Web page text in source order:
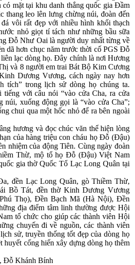
mặt tại khu danh thắng quốc gia Đầm
thang leo lên lưng chừng núi, đoàn đến
vôi rất đẹp với nhiều hình khối thạch
nhỏ giọt tí tách như những bầu sữa
Đỗ Như Oai là người duy nhất từng về
dã hơn chục năm trước thời cố PGS Đỗ
lạc dòng họ. Đây chính là nơi Hương
và 8 người em trai Bát Bộ Kim Cương
Dương Vương, cách ngày nay hơn
tích” trong lịch sử dòng họ chúng ta.
với câu nói “vào cửa Cha, ra cửa
núi, xuống động gọi là “vào cửa Cha”;
chui qua một hốc nhỏ để ra bên ngoài
hương và đọc chúc văn thể hiện lòng
của hàng triệu con cháu họ Đỗ (Đậu)
nhiệm của động Tiên. Cùng ngày đoàn
Thừ, mộ tổ họ Đỗ (Đậu) Việt Nam
gia thờ Quốc Tổ Lạc Long Quân tại
đền Lạc Long Quân, gò Thiềm Thừ,
Bồ Tát, đền thờ Kinh Dương Vương
Thọ), Đền Bạch Mã (Hà Nội), Đền
địa điểm tâm linh thường được Hội
tổ chức cho giúp các thành viên Hội
chuyến đi về nguồn, các thành viên
sử, truyền thống tốt đẹp của dòng họ
huyết cống hiến xây dựng dòng họ thêm
Đỗ Khánh Bính